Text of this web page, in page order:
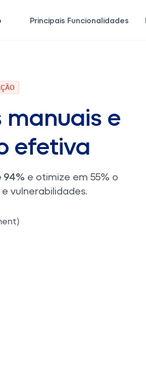
Principais Funcionalidades
manuais e
efetiva
94% e otimize em 55% o
vulnerabilidades.